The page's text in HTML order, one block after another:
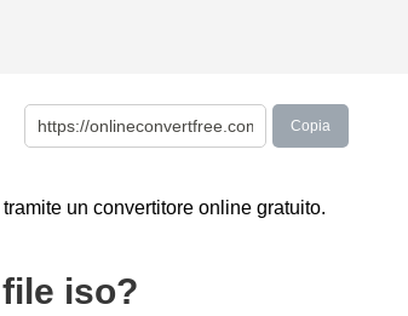
Copia
un convertitore online gratuito.
iso?